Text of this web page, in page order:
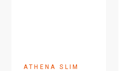
ATHENA SLIM